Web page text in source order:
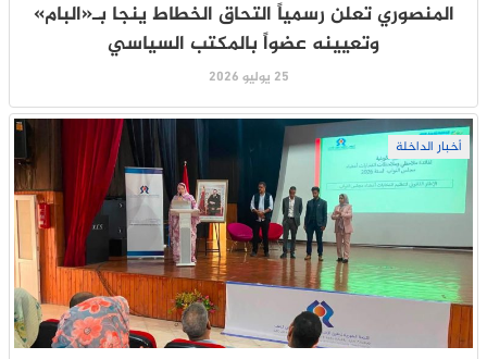
المنصوري تعلن رسمياً التحاق الخطاط ينجا بـ«البام»
وتعيينه عضواً بالمكتب السياسي
25 يوليو 2026
أخبار الداخلة